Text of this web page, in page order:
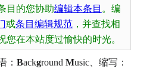
目的您协助编辑本条目 。编
或条目编辑规范，并查找相
您在本站度过愉快的时光。
： Background Music 、缩写：